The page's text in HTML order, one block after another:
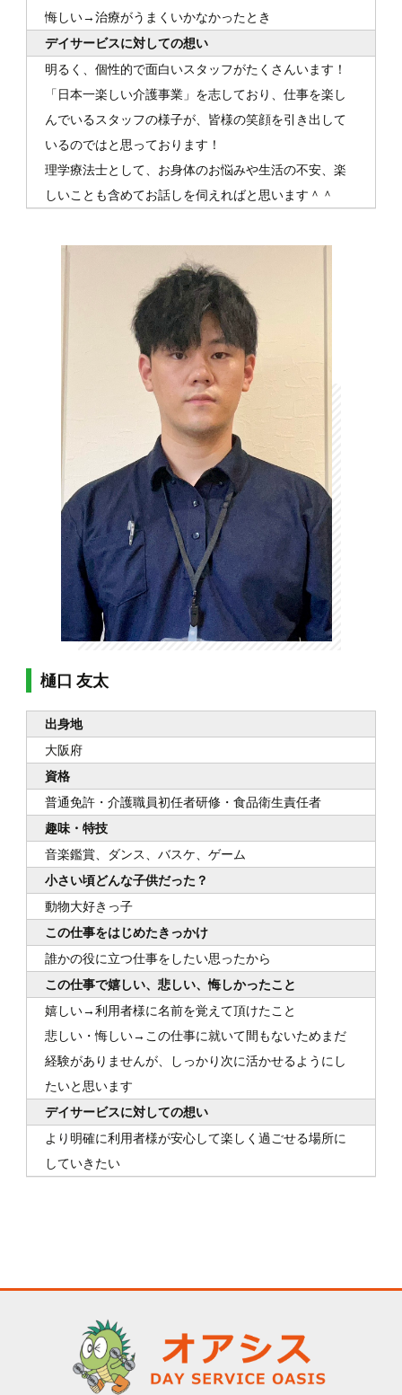
悔しい→治療がうまくいかなかったとき
デイサービスに対しての想い
明るく、個性的で面白いスタッフがたくさんいます！
「日本一楽しい介護事業」を志しており、仕事を楽し
んでいるスタッフの様子が、皆様の笑顔を引き出して
いるのではと思っております！
理学療法士として、お身体のお悩みや生活の不安、楽
しいことも含めてお話しを伺えればと思います＾＾
樋口 友太
出身地
大阪府
資格
普通免許・介護職員初任者研修・食品衛生責任者
趣味・特技
音楽鑑賞、ダンス、バスケ、ゲーム
小さい頃どんな子供だった？
動物大好きっ子
この仕事をはじめたきっかけ
誰かの役に立つ仕事をしたい思ったから
この仕事で嬉しい、悲しい、悔しかったこと
嬉しい→利用者様に名前を覚えて頂けたこと
悲しい・悔しい→この仕事に就いて間もないためまだ
経験がありませんが、しっかり次に活かせるようにし
たいと思います
デイサービスに対しての想い
より明確に利用者様が安心して楽しく過ごせる場所に
していきたい